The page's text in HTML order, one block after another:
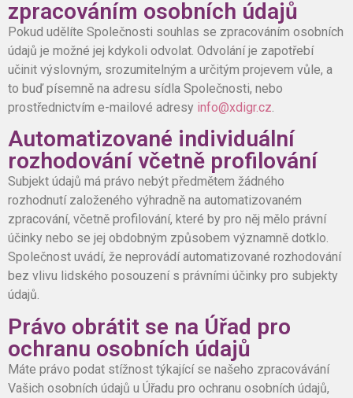
zpracováním osobních údajů
Pokud udělíte Společnosti souhlas se zpracováním osobních
údajů je možné jej kdykoli odvolat. Odvolání je zapotřebí
učinit výslovným, srozumitelným a určitým projevem vůle, a
to buď písemně na adresu sídla Společnosti, nebo
prostřednictvím e-mailové adresy info@xdigr.cz.
Automatizované individuální
rozhodování včetně profilování
Subjekt údajů má právo nebýt předmětem žádného
rozhodnutí založeného výhradně na automatizovaném
zpracování, včetně profilování, které by pro něj mělo právní
účinky nebo se jej obdobným způsobem významně dotklo.
Společnost uvádí, že neprovádí automatizované rozhodování
bez vlivu lidského posouzení s právními účinky pro subjekty
údajů.
Právo obrátit se na Úřad pro
ochranu osobních údajů
Máte právo podat stížnost týkající se našeho zpracovávání
Vašich osobních údajů u Úřadu pro ochranu osobních údajů,